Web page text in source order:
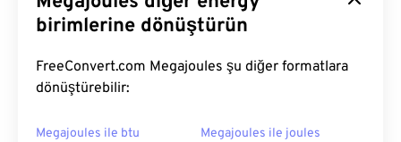
birimlerine dönüştürün
FreeConvert.com Megajoules şu diğer formatlara
dönüştürebilir:
Megajoules ile btu Megajoules ile joules